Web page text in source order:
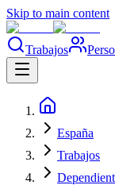
Skip to main content
Trabajos
España
Trabajos